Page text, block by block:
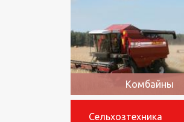
Комбайны
Сельхозтехника